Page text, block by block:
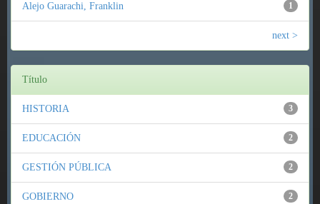
1
Alejo Guarachi, Franklin
next >
Título
3
HISTORIA
2
EDUCACIÓN
2
GESTIÓN PÚBLICA
2
GOBIERNO